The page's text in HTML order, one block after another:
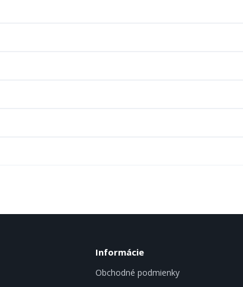
Informácie
Obchodné podmienky